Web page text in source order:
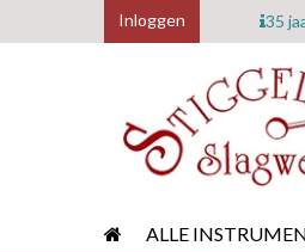
Inloggen 35
ALLE